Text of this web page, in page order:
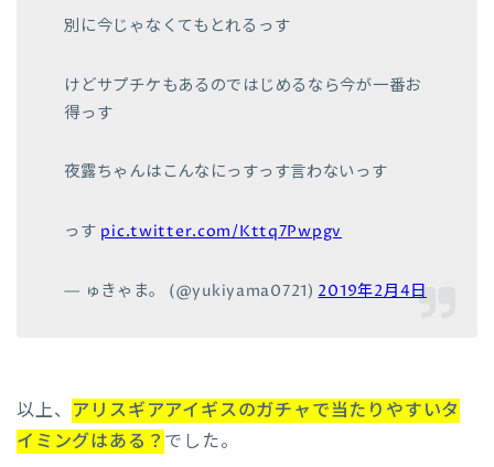
別に今じゃなくてもとれるっす
けどサプチケもあるのではじめるなら今が一番お
得っす
夜露ちゃんはこんなにっすっす言わないっす
っす pic.twitter.com/Kttq7Pwpgv
— ゅきゃま。 (@yukiyama0721)2019年2月4日
以上、 アリスギアアイギスのガチャで当たりやすいタ
イミングはある？ でした。